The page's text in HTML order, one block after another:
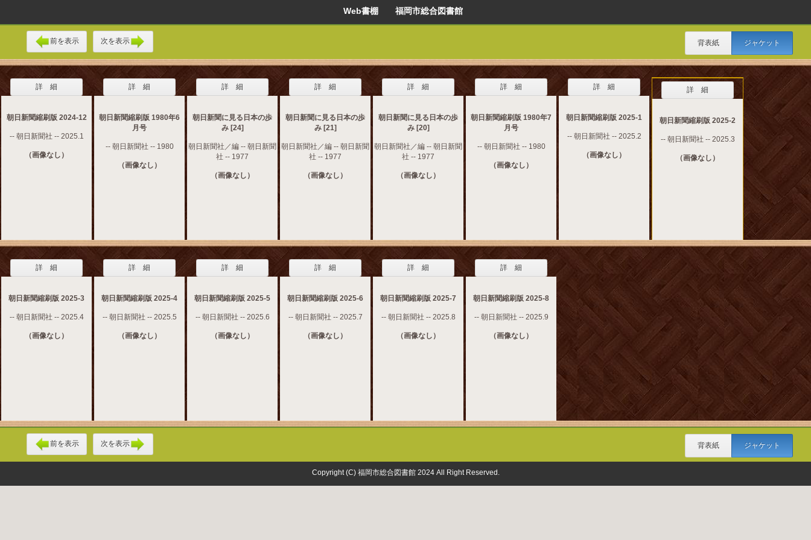
Web書棚 福岡市総合図書館
前を表示 次を表示 背表紙 ジャケット
詳 細
朝日新聞縮刷版 2024-12
-- 朝日新聞社 -- 2025.1
（画像なし）
詳 細
朝日新聞縮刷版 1980年6
月号
-- 朝日新聞社 -- 1980
（画像なし）
詳 細
朝日新聞に見る日本の歩
み [24]
朝日新聞社／編 -- 朝日新聞
社 -- 1977
（画像なし）
詳 細
朝日新聞に見る日本の歩
み [21]
朝日新聞社／編 -- 朝日新聞
社 -- 1977
（画像なし）
詳 細
朝日新聞に見る日本の歩
み [20]
朝日新聞社／編 -- 朝日新聞
社 -- 1977
（画像なし）
詳 細
朝日新聞縮刷版 1980年7
月号
-- 朝日新聞社 -- 1980
（画像なし）
詳 細
朝日新聞縮刷版 2025-1
-- 朝日新聞社 -- 2025.2
（画像なし）
詳 細
朝日新聞縮刷版 2025-2
-- 朝日新聞社 -- 2025.3
（画像なし）
詳 細
朝日新聞縮刷版 2025-3
-- 朝日新聞社 -- 2025.4
（画像なし）
詳 細
朝日新聞縮刷版 2025-4
-- 朝日新聞社 -- 2025.5
（画像なし）
詳 細
朝日新聞縮刷版 2025-5
-- 朝日新聞社 -- 2025.6
（画像なし）
詳 細
朝日新聞縮刷版 2025-6
-- 朝日新聞社 -- 2025.7
（画像なし）
詳 細
朝日新聞縮刷版 2025-7
-- 朝日新聞社 -- 2025.8
（画像なし）
詳 細
朝日新聞縮刷版 2025-8
-- 朝日新聞社 -- 2025.9
（画像なし）
前を表示 次を表示 背表紙 ジャケット
Copyright (C) 福岡市総合図書館 2024 All Right Reserved.